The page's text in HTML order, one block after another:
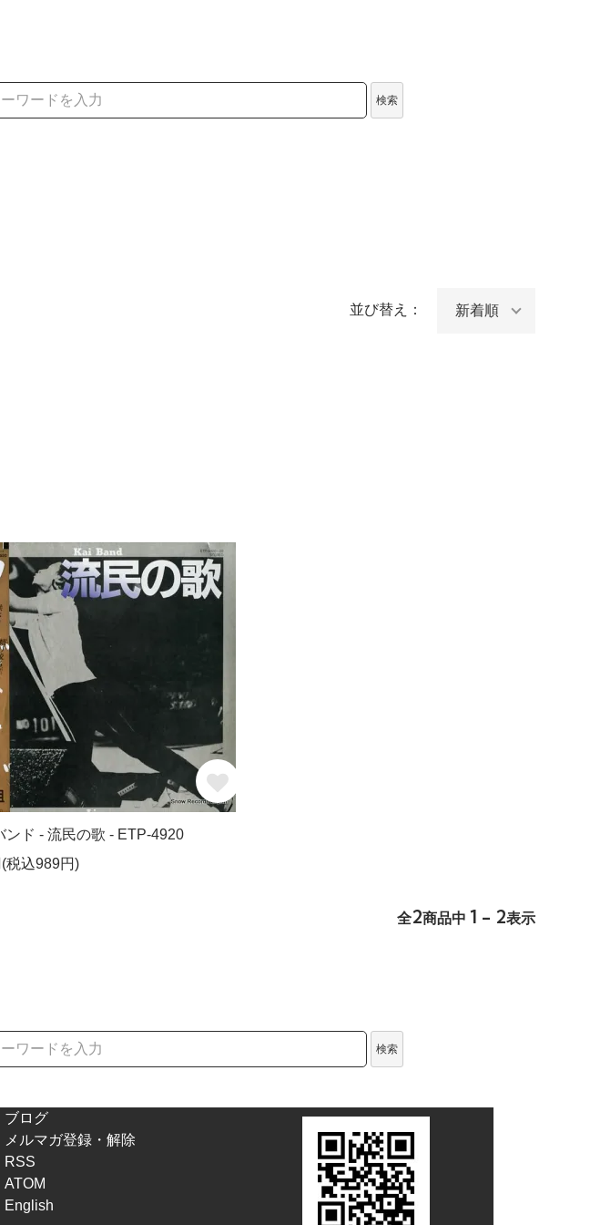
検索
並び替え：
ンド - 流民の歌 - ETP-4920
税込989円)
全2商品中 1 - 2表示
検索
ブログ
メルマガ登録・解除
RSS
ATOM
English